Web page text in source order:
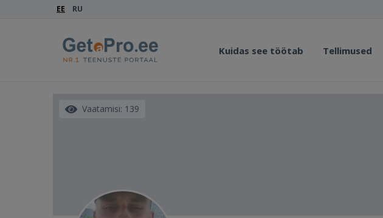
EE RU
Kuidas see töötab Tellimused
Vaatamisi: 139